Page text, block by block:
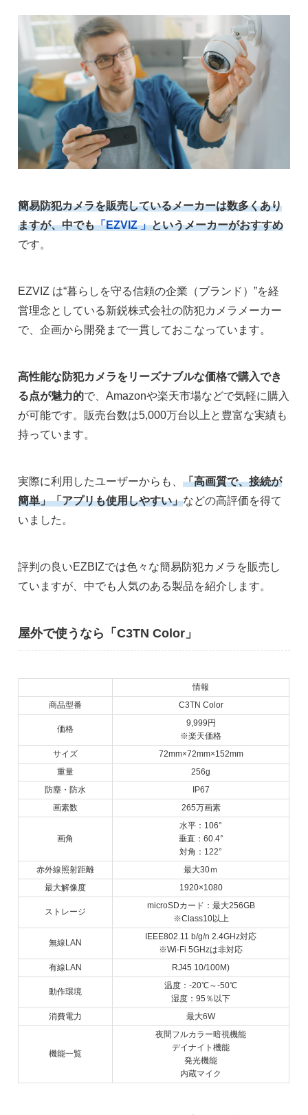
簡易防犯カメラを販売しているメーカーは数多くあり
ますが、中でも「EZVIZ 」というメーカーがおすすめ
です。
EZVIZ は“暮らしを守る信頼の企業（ブランド）”を経
営理念としている新鋭株式会社の防犯カメラメーカー
で、企画から開発まで一貫しておこなっています。
高性能な防犯カメラをリーズナブルな価格で購入でき
る点が魅力的で、Amazonや楽天市場などで気軽に購入
が可能です。販売台数は5,000万台以上と豊富な実績も
持っています。
実際に利用したユーザーからも、「高画質で、接続が
簡単」「アプリも使用しやすい」などの高評価を得て
いました。
評判の良いEZBIZでは色々な簡易防犯カメラを販売し
ていますが、中でも人気のある製品を紹介します。
屋外で使うなら「C3TN Color」
情報
商品型番
C3TN Color
価格
9,999円
※楽天価格
サイズ
72mm×72mm×152mm
重量
256g
防塵・防水
IP67
画素数
265万画素
画角
水平：106°
垂直：60.4°
対角：122°
赤外線照射距離
最大30ｍ
最大解像度
1920×1080
ストレージ
microSDカード：最大256GB
※Class10以上
無線LAN
IEEE802.11 b/g/n 2.4GHz対応
※Wi-Fi 5GHzは非対応
有線LAN
RJ45 10/100M)
動作環境
温度：-20℃～-50℃
湿度：95％以下
消費電力
最大6W
機能一覧
夜間フルカラー暗視機能
デイナイト機能
発光機能
内蔵マイク